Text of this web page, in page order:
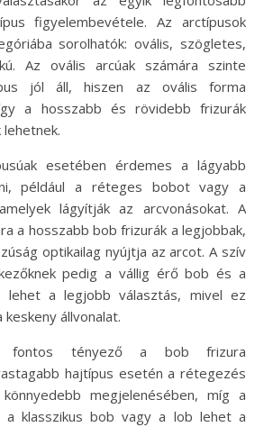
figyelembevétele. Az arctípusok
sorolhatók: ovális, szögletes,
Az ovális arcúak számára szinte
jól áll, hiszen az ovális forma
a hosszabb és rövidebb frizurák
esetében érdemes a lágyabb
például a réteges bobot vagy a
lágyítják az arcvonásokat. A
a hosszabb bob frizurák a legjobbak,
optikailag nyújtja az arcot. A szív
pedig a vállig érő bob és a
lehet a legjobb választás, mivel ez
állvonalat.
fontos tényező a bob frizura
hajtípus esetén a rétegezés
megjelenésében, míg a
a klasszikus bob vagy a lob lehet a